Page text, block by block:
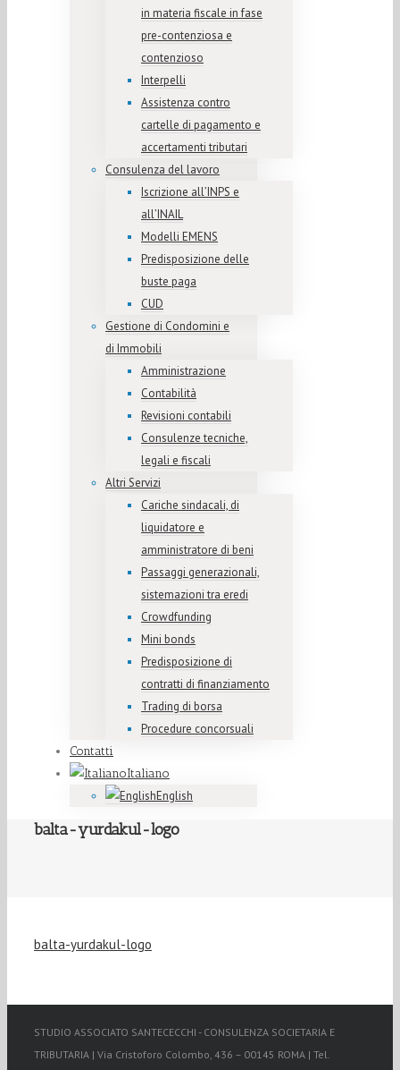
in materia fiscale in fase
pre-contenziosa e
contenzioso
Interpelli
Assistenza contro
cartelle di pagamento e
accertamenti tributari
Consulenza del lavoro
Iscrizione all’INPS e
all’INAIL
Modelli EMENS
Predisposizione delle
buste paga
CUD
Gestione di Condomini e
di Immobili
Amministrazione
Contabilità
Revisioni contabili
Consulenze tecniche,
legali e fiscali
Altri Servizi
Cariche sindacali, di
liquidatore e
amministratore di beni
Passaggi generazionali,
sistemazioni tra eredi
Crowdfunding
Mini bonds
Predisposizione di
contratti di finanziamento
Trading di borsa
Procedure concorsuali
Contatti
Italiano
English
balta-yurdakul-logo
balta-yurdakul-logo
STUDIO ASSOCIATO SANTECECCHI - CONSULENZA SOCIETARIA E
TRIBUTARIA | Via Cristoforo Colombo, 436 – 00145 ROMA | Tel.